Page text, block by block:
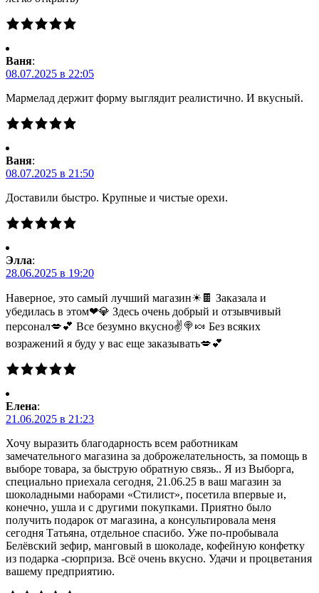
Ваня:
08.07.2025 в 22:05
Мармелад держит форму выглядит реалистично. И вкусный.
Ваня:
08.07.2025 в 21:50
Доставили быстро. Крупные и чистые орехи.
Элла:
28.06.2025 в 19:20
Наверное, это самый лучший магазин☀🍫 Заказала и
убедилась в этом❤💎 Здесь очень добрый и отзывчивый
персонал💋💕 Все безумно вкусно✌🍭🍬 Без всяких
возражений я буду у вас еще заказывать💋💕
Елена:
21.06.2025 в 21:23
Хочу выразить благодарность всем работникам
замечательного магазина за доброжелательность, за помощь в
выборе товара, за быструю обратную связь.. Я из Выборга,
специально приехала сегодня, 21.06.25 в ваш магазин за
шоколадными наборами «Стилист», посетила впервые и,
конечно, ушла и с другими покупками. Приятно было
получить подарок от магазина, а консультировала меня
сегодня Татьяна, отдельное спасибо. Уже по-пробывала
Белёвский зефир, манговый в шоколаде, кофейную конфетку
из подарка -сюрприза. Всё очень вкусно. Удачи и процветания
вашему предприятию.